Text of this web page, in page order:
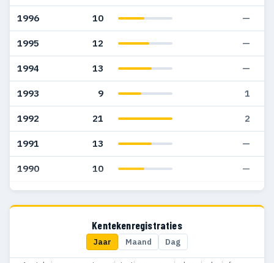
1996 10 —
1995 12 —
1994 13 —
1993 9 1
1992 21 2
1991 13 —
1990 10 —
1989 19 1
19
Kentekenregistraties
Jaar Maand Dag